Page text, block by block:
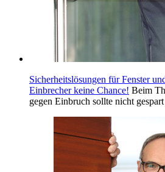
Sicherheitslösungen für Fenster
Einbrecher keine Chance! Beim
gegen Einbruch sollte nicht